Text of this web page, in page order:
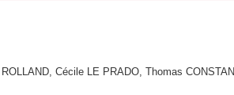
Cécile LE PRADO, Thomas